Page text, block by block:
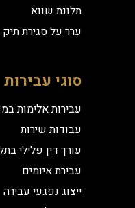
תלונת שווא
ערר על סגירת
סוגי עבירות
עבירות אלימות
עבודות שירות
עורך דין פלילי
עבירת איומים
ייצוג נפגעי עבירה